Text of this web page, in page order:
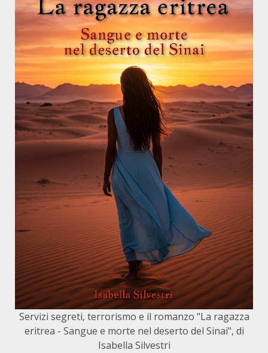
Servizi segreti, terrorismo e il romanzo "La ragazza
eritrea - Sangue e morte nel deserto del Sinai", di
Isabella Silvestri